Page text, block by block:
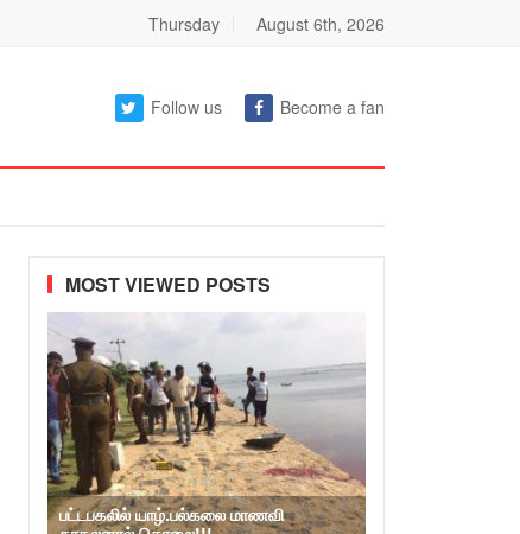
Thursday August 6th, 2026
Follow us Become a fan
MOST VIEWED POSTS
பட்டபகலில் யாழ்.பல்கலை மாணவி